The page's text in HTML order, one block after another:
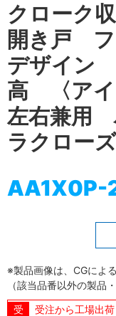
クローク
開き戸
デザイン
高 〈ア
左右兼用
ラクロー
AA1X0P-
※製品画像は、CGによ
（該当品番以外の製品
受注から工場出